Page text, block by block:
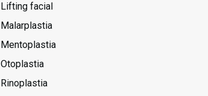
Lifting facial
Malarplastia
Mentoplastia
Otoplastia
Rinoplastia